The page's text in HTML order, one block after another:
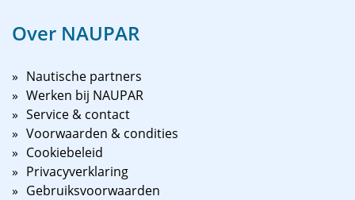
Over NAUPAR
Nautische partners
Werken bij NAUPAR
Service & contact
Voorwaarden & condities
Cookiebeleid
Privacyverklaring
Gebruiksvoorwaarden